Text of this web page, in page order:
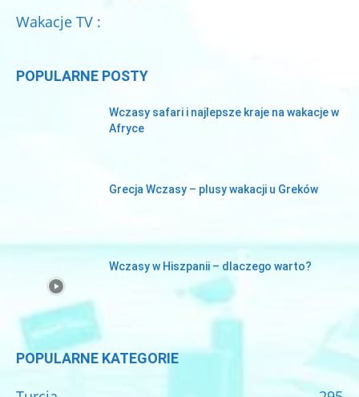
Wakacje TV :
POPULARNE POSTY
Wczasy safari i najlepsze kraje na wakacje w
Afryce
Grecja Wczasy – plusy wakacji u Greków
Wczasy w Hiszpanii – dlaczego warto?
POPULARNE KATEGORIE